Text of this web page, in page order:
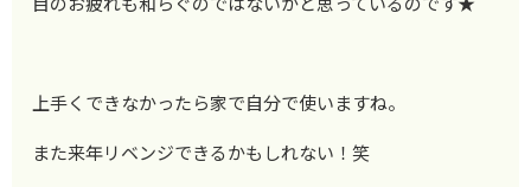
上手くできなかったら家で自分で使いますね。
また来年リベンジできるかもしれない！笑